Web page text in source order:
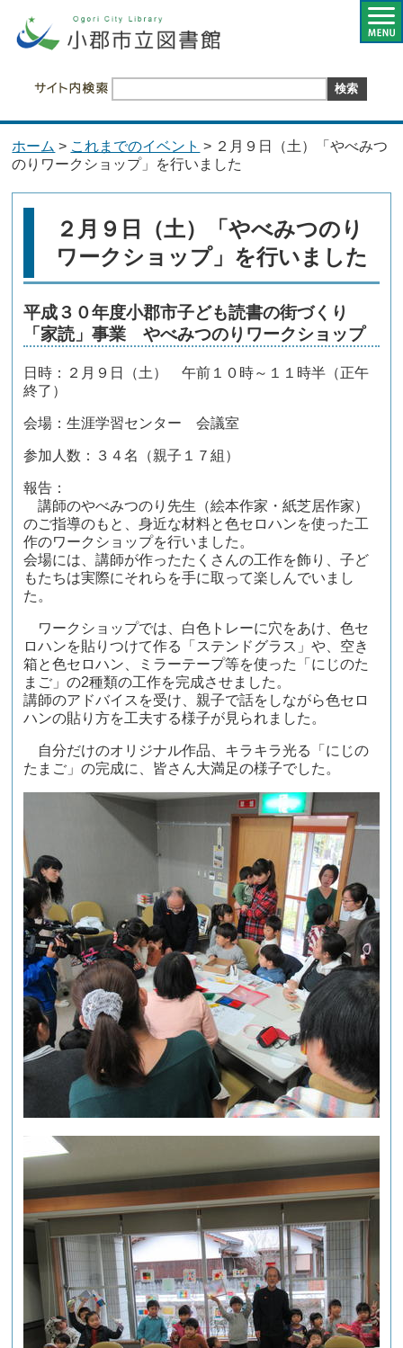
ホーム > これまでのイベント > ２月９日（土）「やべみつ
のりワークショップ」を行いました
２月９日（土）「やべみつのり
ワークショップ」を行いました
平成３０年度小郡市子ども読書の街づくり
「家読」事業 やべみつのりワークショップ
日時：２月９日（土） 午前１０時～１１時半（正午
終了）
会場：生涯学習センター 会議室
参加人数：３４名（親子１７組）
報告：
講師のやべみつのり先生（絵本作家・紙芝居作家）
のご指導のもと、身近な材料と色セロハンを使った工
作のワークショップを行いました。
会場には、講師が作ったたくさんの工作を飾り、子ど
もたちは実際にそれらを手に取って楽しんでいまし
た。
ワークショップでは、白色トレーに穴をあけ、色セ
ロハンを貼りつけて作る「ステンドグラス」や、空き
箱と色セロハン、ミラーテープ等を使った「にじのた
まご」の2種類の工作を完成させました。
講師のアドバイスを受け、親子で話をしながら色セロ
ハンの貼り方を工夫する様子が見られました。
自分だけのオリジナル作品、キラキラ光る「にじの
たまご」の完成に、皆さん大満足の様子でした。